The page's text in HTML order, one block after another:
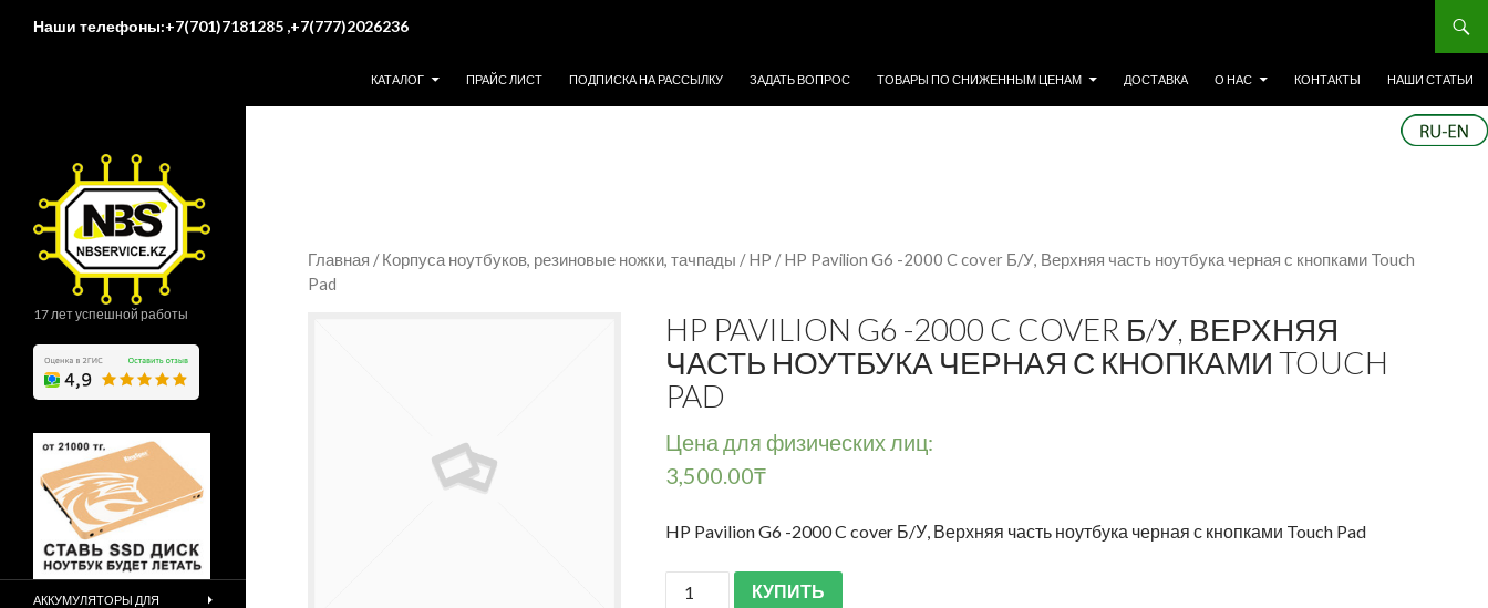
Наши телефоны:+7(701)7181285 ,+7(777)2026236
КАТАЛОГ
ПРАЙС ЛИСТ ПОДПИСКА НА РАССЫЛКУ ЗАДАТЬ ВОПРОС ТОВАРЫ ПО СНИЖЕННЫМ ЦЕНАМ ДОСТАВКА О НАС КОНТАКТЫ НАШИ СТАТЬИ
Главная /Корпуса ноутбуков, резиновые ножки, тачпады /HP / HP Pavilion G6 -2000 C cover Б/У, Верхняя часть ноутбука черная с кнопками Touch
Pad
HP PAVILION G6 -2000 C COVER Б/У, ВЕРХНЯЯ
ЧАСТЬ НОУТБУКА ЧЕРНАЯ С КНОПКАМИ TOUCH
PAD
Цена для физических лиц:
3,500.00₸
HP Pavilion G6 -2000 C cover Б/У, Верхняя часть ноутбука черная с кнопками Touch Pad
КУПИТЬ
17 лет успешной работы
АККУМУЛЯТОРЫ ДЛЯ